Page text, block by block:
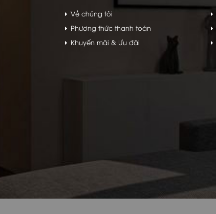
Về chúng tôi
Phương thức thanh toán
Khuyến mãi & Ưu đãi